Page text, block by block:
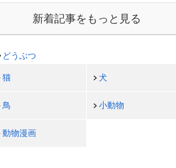
新着記事をもっと見る
どうぶつ
猫 犬
鳥 小動物
動物漫画